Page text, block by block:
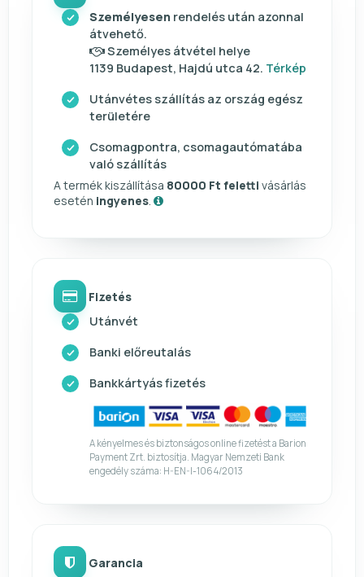
Személyesen rendelés után azonnal
átvehető.
Személyes átvétel helye
1139 Budapest, Hajdú utca 42. Térkép
Utánvétes szállítás az ország egész
területére
Csomagpontra, csomagautómatába
való szállítás
A termék kiszállítása 80000 Ft feletti vásárlás
esetén ingyenes
Fizetés
Utánvét
Banki előreutalás
Bankkártyás fizetés
A kényelmes és biztonságos online fizetést a Barion
Payment Zrt. biztosítja. Magyar Nemzeti Bank
engedély száma: H-EN-I-1064/2013
Garancia